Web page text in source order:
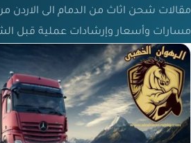
مقالات شحن اثاث من الدمام الى الاردن
مسارات وأسعار وإرشادات عملية قبل